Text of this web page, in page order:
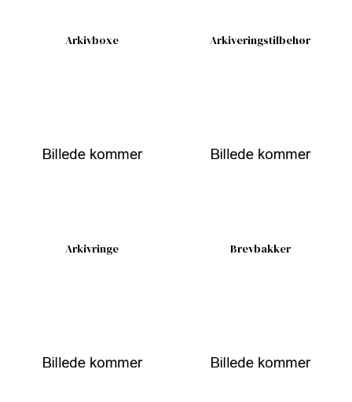
Arkivboxe Arkiveringstilbehør
Arkivringe Brevbakker